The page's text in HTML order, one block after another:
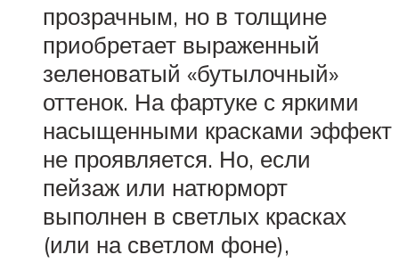
прозрачным, но в толщине
приобретает выраженный
зеленоватый «бутылочный»
оттенок. На фартуке с яркими
насыщенными красками эффект
не проявляется. Но, если
пейзаж или натюрморт
выполнен в светлых красках
(или на светлом фоне),